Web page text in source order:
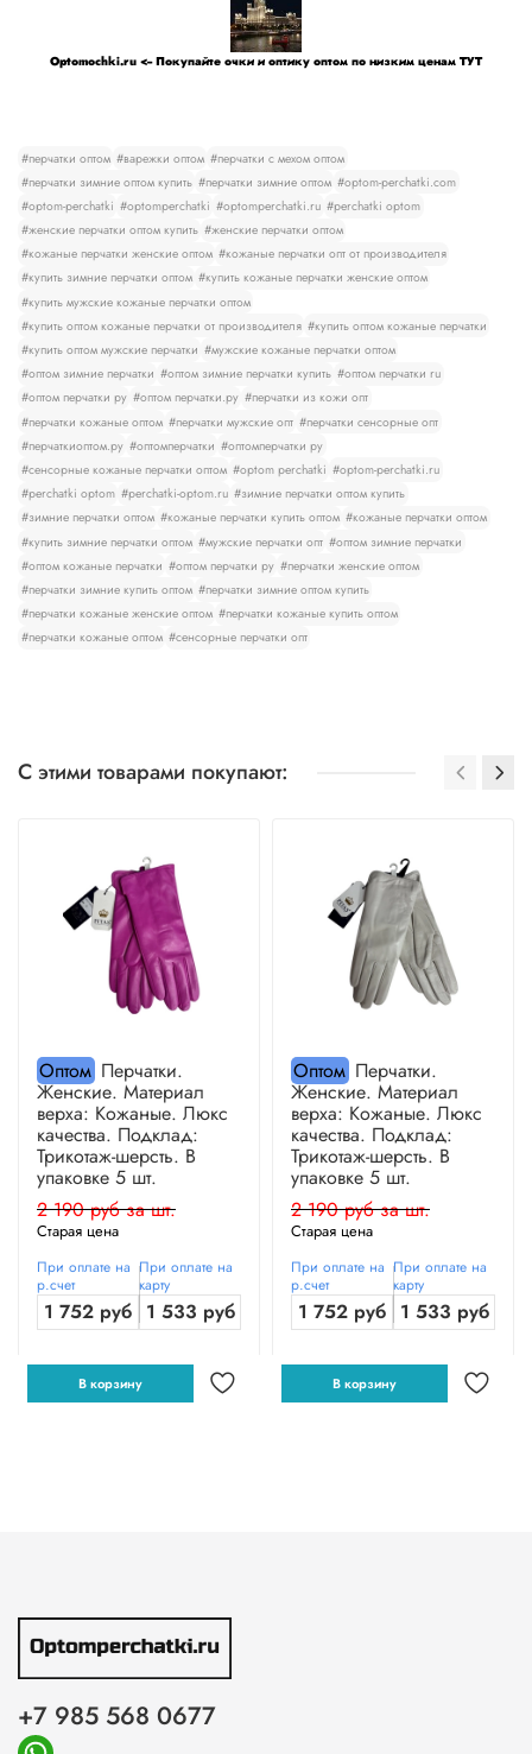
Optomochki.ru <-- Покупайте очки и оптику оптом по низким ценам ТУТ
#перчатки оптом #варежки оптом #перчатки с мехом оптом
#перчатки зимние оптом купить #перчатки зимние оптом #optom-perchatki.com
#optom-perchatki #optomperchatki #optomperchatki.ru #perchatki optom
#женские перчатки оптом купить #женские перчатки оптом
#кожаные перчатки женские оптом #кожаные перчатки опт от производителя
#купить зимние перчатки оптом #купить кожаные перчатки женские оптом
#купить мужские кожаные перчатки оптом
#купить оптом кожаные перчатки от производителя #купить оптом кожаные перчатки
#купить оптом мужские перчатки #мужские кожаные перчатки оптом
#оптом зимние перчатки #оптом зимние перчатки купить #оптом перчатки ru
#оптом перчатки ру #оптом перчатки.ру #перчатки из кожи опт
#перчатки кожаные оптом #перчатки мужские опт #перчатки сенсорные опт
#перчаткиоптом.ру #оптомперчатки #оптомперчатки ру
#сенсорные кожаные перчатки оптом #optom perchatki #optom-perchatki.ru
#perchatki optom #perchatki-optom.ru #зимние перчатки оптом купить
#зимние перчатки оптом #кожаные перчатки купить оптом #кожаные перчатки оптом
#купить зимние перчатки оптом #мужские перчатки опт #оптом зимние перчатки
#оптом кожаные перчатки #оптом перчатки ру #перчатки женские оптом
#перчатки зимние купить оптом #перчатки зимние оптом купить
#перчатки кожаные женские оптом #перчатки кожаные купить оптом
#перчатки кожаные оптом #сенсорные перчатки опт
С этими товарами покупают:
ОптомПерчатки.
Женские. Материал
верха: Кожаные. Люкс
качества. Подклад:
Трикотаж-шерсть. В
упаковке 5 шт.
2 190 руб за шт.
Старая цена
При оплате на
р.счет
1 752 руб
При оплате на
карту
1 533 руб
В корзину
ОптомПерчатки.
Женские. Материал
верха: Кожаные. Люкс
качества. Подклад:
Трикотаж-шерсть. В
упаковке 5 шт.
2 190 руб за шт.
Старая цена
При оплате на
р.счет
1 752 руб
При оплате на
карту
1 533 руб
В корзину
+7 985 568 0677